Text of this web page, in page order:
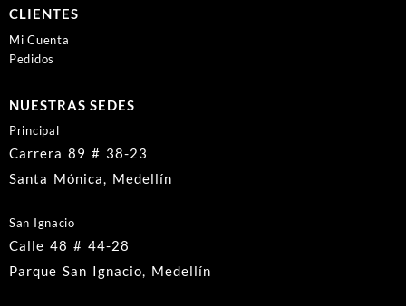
CLIENTES
Mi Cuenta
Pedidos
NUESTRAS SEDES
Principal
Carrera 89 # 38-23
Santa Mónica, Medellín
San Ignacio
Calle 48 # 44-28
Parque San Ignacio, Medellín